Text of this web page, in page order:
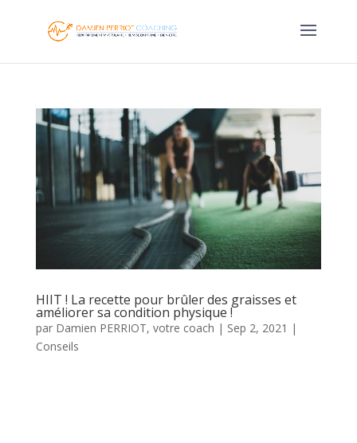
HIIT ! La recette pour brûler des graisses et
améliorer sa condition physique !
par Damien PERRIOT, votre coach | Sep 2, 2021 |
Conseils